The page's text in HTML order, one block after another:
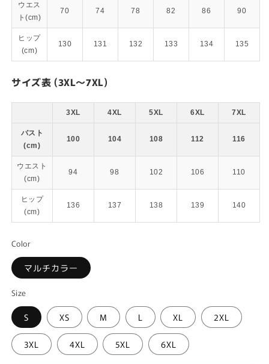
ウエス
ト(cm)
70 74 78 82 86 90
ヒップ
(cm)
130 131 132 133 134 135
サイズ表 (3XL～7XL)
3XL 4XL 5XL 6XL 7XL
バスト
(cm)
100 104 108 112 116
ウエスト
(cm)
94 98 102 106 110
ヒップ
(cm)
136 137 138 139 140
Color
マルチカラー
Size
S XS M L XL 2XL
3XL 4XL 5XL 6XL